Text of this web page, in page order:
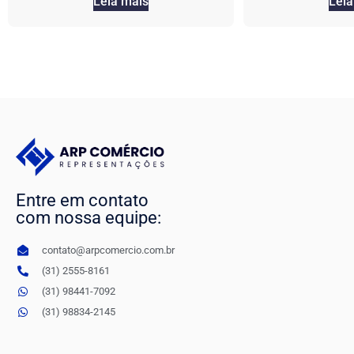
Entre em contato
com nossa equipe:
contato@arpcomercio.com.br
(31) 2555-8161
(31) 98441-7092
(31) 98834-2145